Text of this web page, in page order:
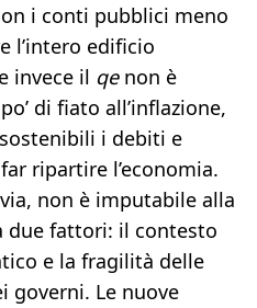
i conti pubblici meno
l’intero edificio
invece il qenon è
di fiato all’inflazione,
i debiti e
ripartire l’economia.
non è imputabile alla
due fattori: il contesto
e la fragilità delle
governi. Le nuove